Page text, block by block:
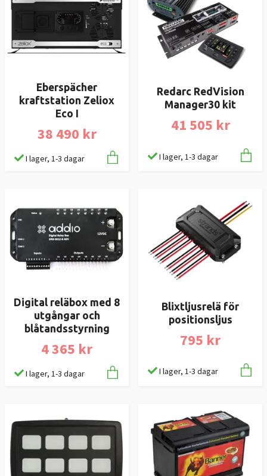
Eberspächer
kraftstation Zeliox
Eco I
38 490 kr
I lager, 1-3 dagar
Redarc RedVision
Manager30 kit
41 505 kr
I lager, 1-3 dagar
Digital reläbox med 8
utgångar och
blåtandsstyrning
4 365 kr
I lager, 1-3 dagar
Blixtljusrelä för
positionsljus
795 kr
I lager, 1-3 dagar